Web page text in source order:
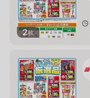
2枚